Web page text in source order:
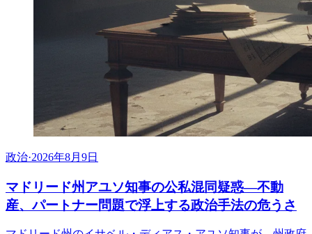
政治·2026年8月9日
マドリード州アユソ知事の公私混同疑惑―不動
産、パートナー問題で浮上する政治手法の危うさ